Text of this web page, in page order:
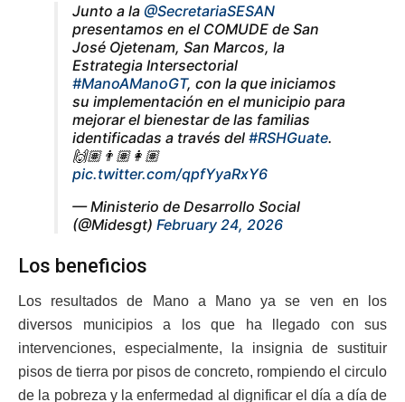
Junto a la @SecretariaSESAN
presentamos en el COMUDE de San
José Ojetenam, San Marcos, la
Estrategia Intersectorial
#ManoAManoGT, con la que iniciamos
su implementación en el municipio para
mejorar el bienestar de las familias
identificadas a través del #RSHGuate.
🙌🏽👨🏽👩🏽
pic.twitter.com/qpfYyaRxY6
— Ministerio de Desarrollo Social
(@Midesgt) February 24, 2026
Los beneficios
Los resultados de Mano a Mano ya se ven en los
diversos municipios a los que ha llegado con sus
intervenciones, especialmente, la insignia de sustituir
pisos de tierra por pisos de concreto, rompiendo el circulo
de la pobreza y la enfermedad al dignificar el día a día de